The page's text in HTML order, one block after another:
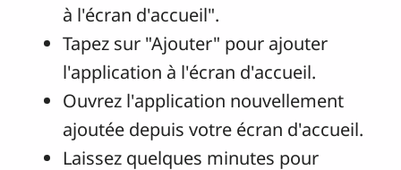
à l'écran d'accueil".
Tapez sur "Ajouter" pour ajouter
l'application à l'écran d'accueil.
Ouvrez l'application nouvellement
ajoutée depuis votre écran d'accueil.
Laissez quelques minutes pour